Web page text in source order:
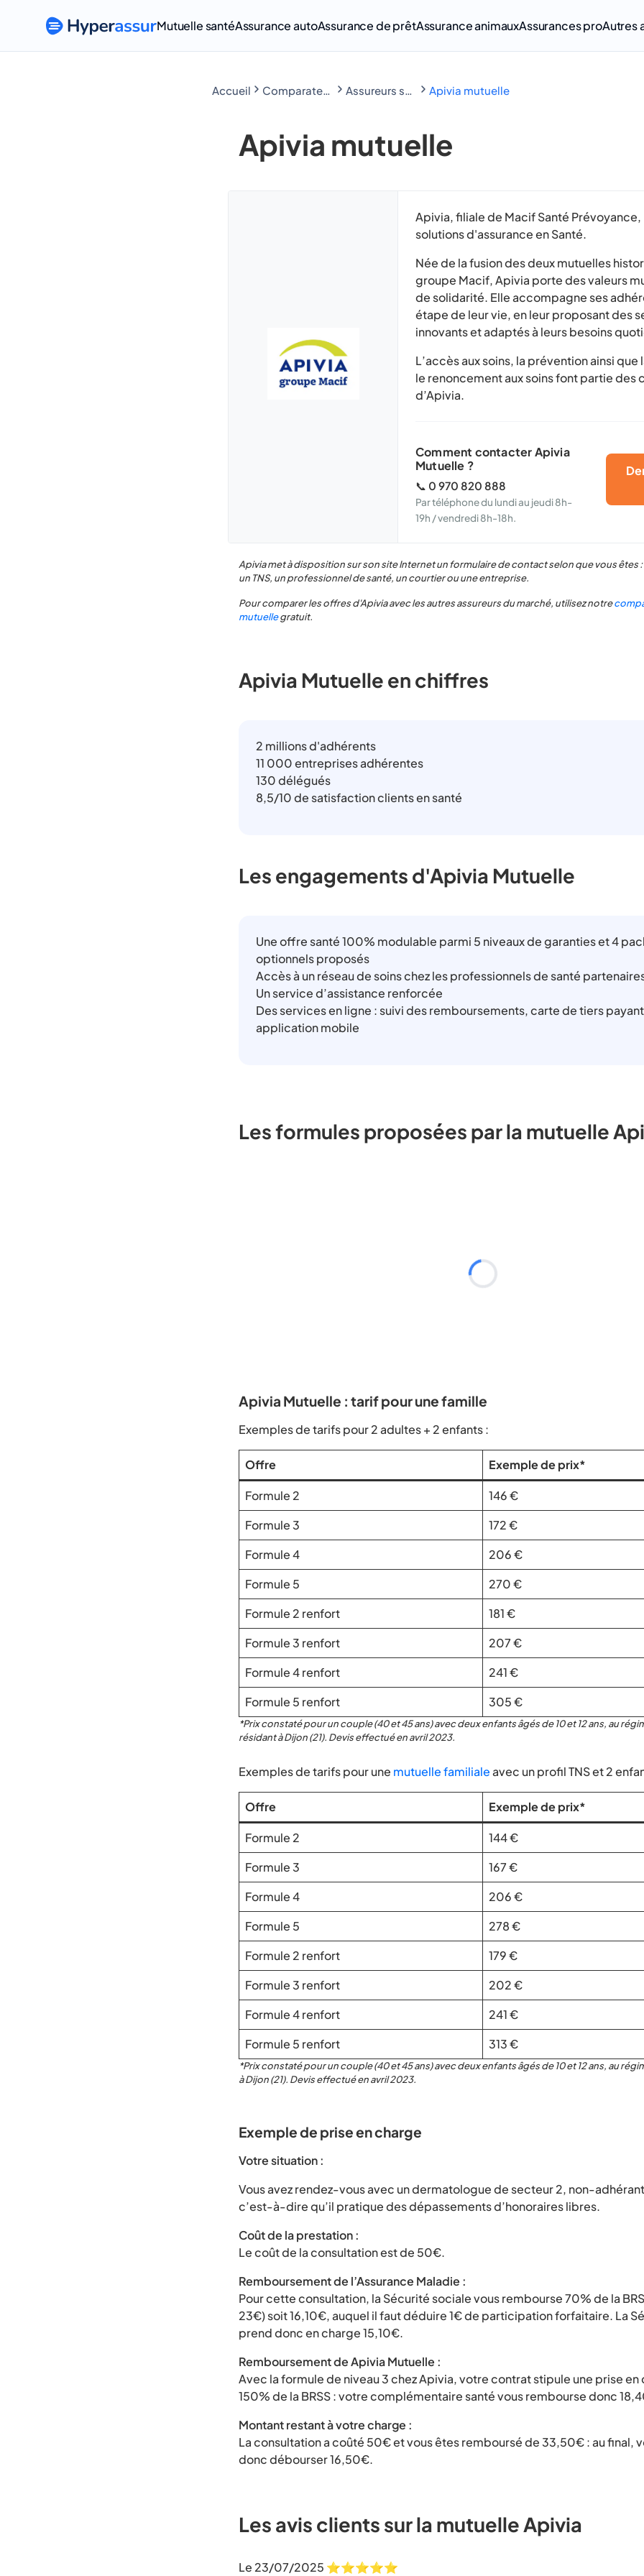
Mutuelle santéAssurance autoAssurance de prêtAssurance animauxAssurances proAutres
Accueil Apivia mutuelle
Apivia mutuelle
Apivia, filiale de Macif Santé
solutions d'assurance en Santé.
Née de la fusion des deux mutuelles
groupe Macif, Apivia porte des valeurs
de solidarité. Elle accompagne ses
étape de leur vie, en leur proposant des
innovants et adaptés à leurs besoins
L’accès aux soins, la prévention ainsi
le renoncement aux soins font partie des
d’Apivia.
Comment contacter Apivia
Mutuelle ?
📞 0 970 820 888
Par téléphone du lundi au jeudi 8h-
19h / vendredi 8h-18h.
Apivia met à disposition sur son site Internet un formulaire de contact selon que vous êtes
un TNS, un professionnel de santé, un courtier ou une entreprise.
Pour comparer les offres d'Apivia avec les autres assureurs du marché, utilisez notre
mutuellegratuit.
Apivia Mutuelle en chiffres
2 millions d'adhérents
11 000 entreprises adhérentes
130 délégués
8,5/10 de satisfaction clients en santé
Les engagements d'Apivia Mutuelle
Une offre santé 100% modulable parmi 5 niveaux de garanties et 4
optionnels proposés
Accès à un réseau de soins chez les professionnels de santé
Un service d’assistance renforcée
Des services en ligne : suivi des remboursements, carte de tiers
application mobile
Les formules proposées par la mutuelle
Apivia Mutuelle : tarif pour une famille
Exemples de tarifs pour 2 adultes + 2 enfants :
Offre Exemple de prix*
Formule 2
146 €
Formule 3
172 €
Formule 4
206 €
Formule 5
270 €
Formule 2 renfort
181 €
Formule 3 renfort
207 €
Formule 4 renfort
241 €
Formule 5 renfort
305 €
*Prix constaté pour un couple (40 et 45 ans) avec deux enfants âgés de 10 et 12 ans, au
résidant à Dijon (21). Devis effectué en avril 2023.
Exemples de tarifs pour une mutuelle familialeavec un profil TNS et 2
Offre Exemple de prix*
Formule 2
144 €
Formule 3
167 €
Formule 4
206 €
Formule 5
278 €
Formule 2 renfort
179 €
Formule 3 renfort
202 €
Formule 4 renfort
241 €
Formule 5 renfort
313 €
*Prix constaté pour un couple (40 et 45 ans) avec deux enfants âgés de 10 et 12 ans, au
à Dijon (21). Devis effectué en avril 2023.
Exemple de prise en charge
Votre situation :
Vous avez rendez-vous avec un dermatologue de secteur 2, non-adhérant
c’est-à-dire qu’il pratique des dépassements d’honoraires libres.
Coût de la prestation :
Le coût de la consultation est de 50€.
Remboursement de l’Assurance Maladie :
Pour cette consultation, la Sécurité sociale vous rembourse 70% de la
23€) soit 16,10€, auquel il faut déduire 1€ de participation forfaitaire. La
prend donc en charge 15,10€.
Remboursement de Apivia Mutuelle :
Avec la formule de niveau 3 chez Apivia, votre contrat stipule une prise
150% de la BRSS : votre complémentaire santé vous rembourse donc
Montant restant à votre charge :
La consultation a coûté 50€ et vous êtes remboursé de 33,50€ : au final,
donc débourser 16,50€.
Les avis clients sur la mutuelle Apivia
Le 23/07/2025 ⭐⭐⭐⭐⭐